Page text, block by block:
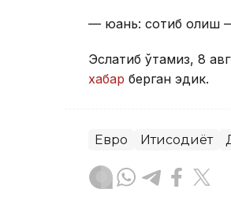
— юань: сотиб олиш
Эслатиб ўтамиз, 8
хабар берган эдик.
Евро Иқтисодиёт